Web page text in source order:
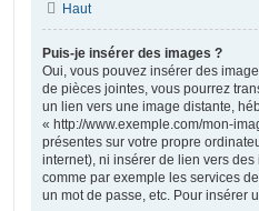
Haut
Puis-je insérer des images ?
Oui, vous pouvez insérer des
de pièces jointes, vous pourrez
un lien vers une image distante,
« http://www.exemple.com/mon-
présentes sur votre propre
internet), ni insérer de lien vers
comme par exemple les services
un mot de passe, etc. Pour insérer